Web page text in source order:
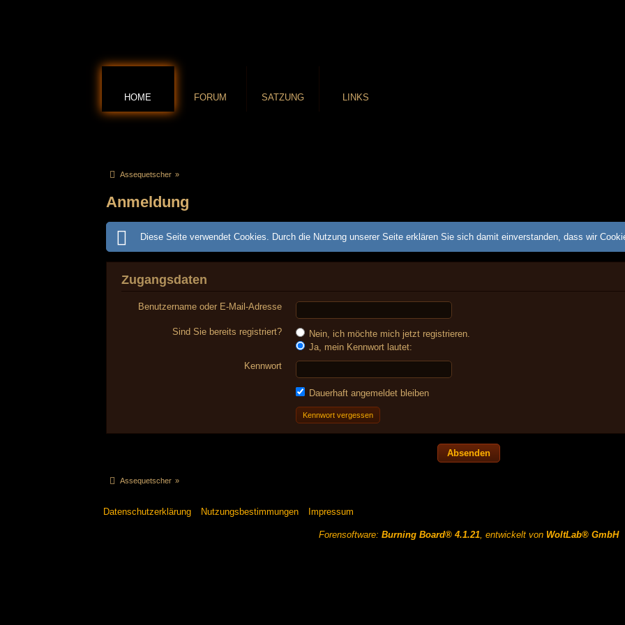
HOME FORUM SATZUNG LINKS
Assequetscher »
Anmeldung
Diese Seite verwendet Cookies. Durch die Nutzung unserer Seite erklären Sie sich damit einverstanden, dass wir
Zugangsdaten
Benutzername oder E-Mail-Adresse
Sind Sie bereits registriert?
Nein, ich möchte mich jetzt registrieren.
Ja, mein Kennwort lautet:
Kennwort
Dauerhaft angemeldet bleiben
Kennwort vergessen
Assequetscher »
Datenschutzerklärung Nutzungsbestimmungen Impressum
Forensoftware: Burning Board® 4.1.21, entwickelt von WoltLab® GmbH